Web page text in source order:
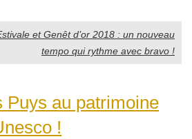
et Genêt d’or 2018 : un nouveau
tempo qui rythme avec bravo !
Puys au patrimoine
!